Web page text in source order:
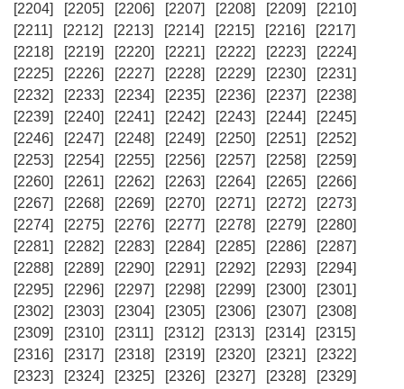
[2204]
[2205] [2206] [2207] [2208] [2209]
[2210]
[2211]
[2212] [2213] [2214] [2215] [2216]
[2217]
[2218]
[2219] [2220] [2221] [2222] [2223]
[2224]
[2225]
[2226] [2227] [2228] [2229] [2230]
[2231]
[2232]
[2233] [2234] [2235] [2236] [2237]
[2238]
[2239]
[2240] [2241] [2242] [2243] [2244]
[2245]
[2246]
[2247] [2248] [2249] [2250] [2251]
[2252]
[2253]
[2254] [2255] [2256] [2257] [2258]
[2259]
[2260]
[2261] [2262] [2263] [2264] [2265]
[2266]
[2267]
[2268] [2269] [2270] [2271] [2272]
[2273]
[2274]
[2275] [2276] [2277] [2278] [2279]
[2280]
[2281]
[2282] [2283] [2284] [2285] [2286]
[2287]
[2288]
[2289] [2290] [2291] [2292] [2293]
[2294]
[2295]
[2296] [2297] [2298] [2299] [2300]
[2301]
[2302]
[2303] [2304] [2305] [2306] [2307]
[2308]
[2309]
[2310] [2311] [2312] [2313] [2314]
[2315]
[2316]
[2317] [2318] [2319] [2320] [2321]
[2322]
[2323]
[2324] [2325] [2326] [2327] [2328]
[2329]